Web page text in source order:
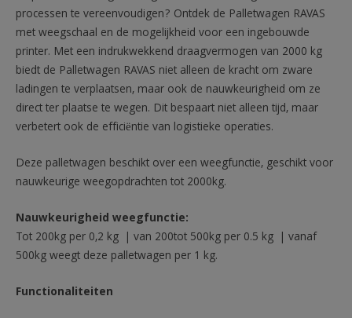
processen te vereenvoudigen? Ontdek de Palletwagen RAVAS
met weegschaal en de mogelijkheid voor een ingebouwde
printer. Met een indrukwekkend draagvermogen van 2000 kg
biedt de Palletwagen RAVAS niet alleen de kracht om zware
ladingen te verplaatsen, maar ook de nauwkeurigheid om ze
direct ter plaatse te wegen. Dit bespaart niet alleen tijd, maar
verbetert ook de efficiëntie van logistieke operaties.
Deze palletwagen beschikt over een weegfunctie, geschikt voor
nauwkeurige weegopdrachten tot 2000kg.
Nauwkeurigheid weegfunctie:
Tot 200kg per 0,2 kg | van 200tot 500kg per 0.5 kg | vanaf
500kg weegt deze palletwagen per 1 kg.
Functionaliteiten